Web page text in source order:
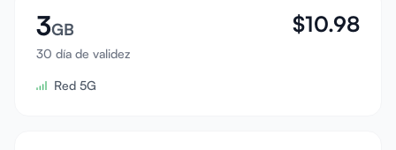
3GB
30 día de validez
$10.98
Red 5G